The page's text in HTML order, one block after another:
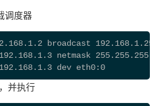
调度器
broadcast 192.168.1.255
netmask
dev eth0:0
并执行